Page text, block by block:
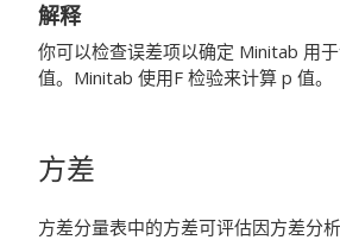
解释
你可以检查误差项以确定 Minitab 用
值。Minitab 使用F 检验来计算 p 值。
方差
方差分量表中的方差可评估因方差分